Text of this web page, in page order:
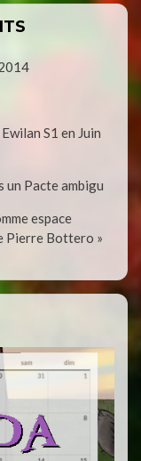
S1 en Juin
un Pacte ambigu
espace
Pierre Bottero »